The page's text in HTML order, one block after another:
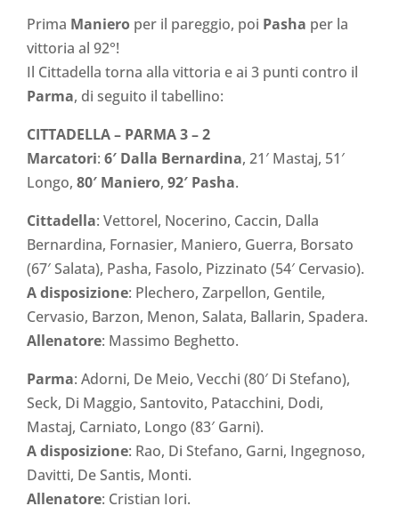
Prima Maniero per il pareggio, poi Pasha per la
vittoria al 92°!
Il Cittadella torna alla vittoria e ai 3 punti contro il
Parma, di seguito il tabellino:
CITTADELLA – PARMA 3 – 2
Marcatori: 6′ Dalla Bernardina, 21′ Mastaj, 51′
Longo, 80′ Maniero, 92′ Pasha.
Cittadella: Vettorel, Nocerino, Caccin, Dalla
Bernardina, Fornasier, Maniero, Guerra, Borsato
(67′ Salata), Pasha, Fasolo, Pizzinato (54′ Cervasio).
A disposizione: Plechero, Zarpellon, Gentile,
Cervasio, Barzon, Menon, Salata, Ballarin, Spadera.
Allenatore: Massimo Beghetto.
Parma: Adorni, De Meio, Vecchi (80′ Di Stefano),
Seck, Di Maggio, Santovito, Patacchini, Dodi,
Mastaj, Carniato, Longo (83′ Garni).
A disposizione: Rao, Di Stefano, Garni, Ingegnoso,
Davitti, De Santis, Monti.
Allenatore: Cristian Iori.